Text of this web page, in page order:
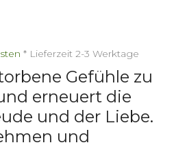
* Lieferzeit 2-3 Werktage
Gefühle zu
erneuert die
und der Liebe.
und